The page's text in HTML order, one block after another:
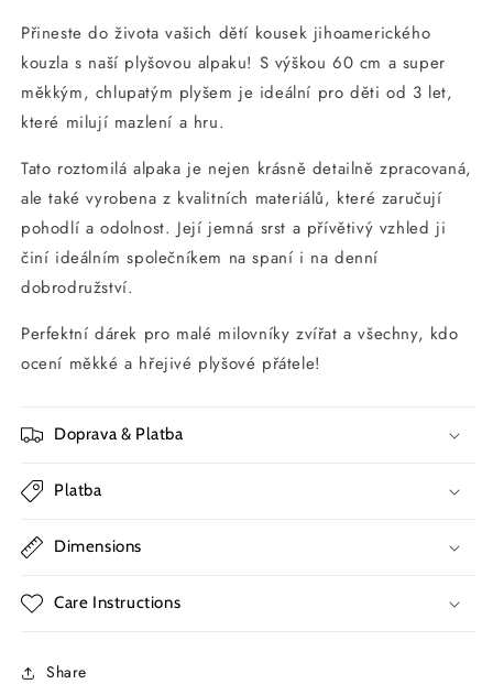
Přineste do života vašich dětí kousek jihoamerického
kouzla s naší plyšovou alpaku! S výškou 60 cm a super
měkkým, chlupatým plyšem je ideální pro děti od 3 let,
které milují mazlení a hru.
Tato roztomilá alpaka je nejen krásně detailně zpracovaná,
ale také vyrobena z kvalitních materiálů, které zaručují
pohodlí a odolnost. Její jemná srst a přívětivý vzhled ji
činí ideálním společníkem na spaní i na denní
dobrodružství.
Perfektní dárek pro malé milovníky zvířat a všechny, kdo
ocení měkké a hřejivé plyšové přátele!
Doprava & Platba
Platba
Dimensions
Care Instructions
Share